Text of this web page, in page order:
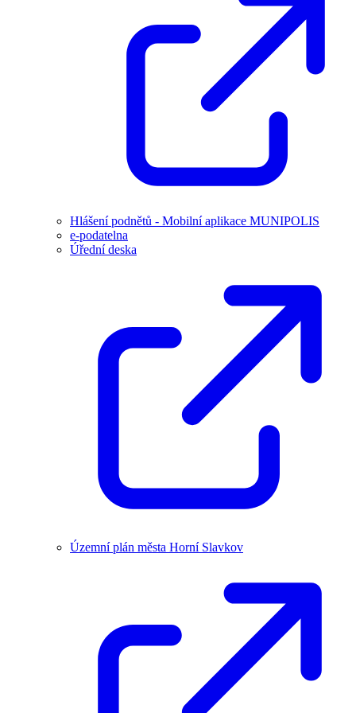
Hlášení podnětů - Mobilní aplikace MUNIPOLIS
e-podatelna
Úřední deska
Územní plán města Horní Slavkov